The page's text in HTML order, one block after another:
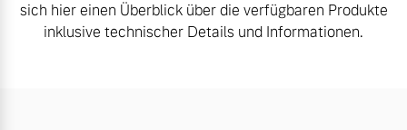
Aktuelle Angebote
Über uns
sich hier einen Überblick über die verfügbaren Produkte
inklusive technischer Details und Informationen.